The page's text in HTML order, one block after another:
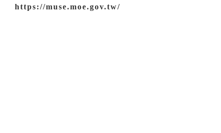
https://muse.moe.gov.tw/